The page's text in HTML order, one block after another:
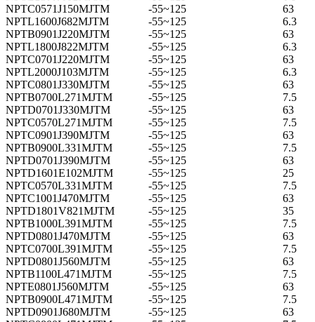
NPTC0571J150MJTM
-55~125
63
NPTL1600J682MJTM
-55~125
6.3
NPTB0901J220MJTM
-55~125
63
NPTL1800J822MJTM
-55~125
6.3
NPTC0701J220MJTM
-55~125
63
NPTL2000J103MJTM
-55~125
6.3
NPTC0801J330MJTM
-55~125
63
NPTB0700L271MJTM
-55~125
7.5
NPTD0701J330MJTM
-55~125
63
NPTC0570L271MJTM
-55~125
7.5
NPTC0901J390MJTM
-55~125
63
NPTB0900L331MJTM
-55~125
7.5
NPTD0701J390MJTM
-55~125
63
NPTD1601E102MJTM
-55~125
25
NPTC0570L331MJTM
-55~125
7.5
NPTC1001J470MJTM
-55~125
63
NPTD1801V821MJTM
-55~125
35
NPTB1000L391MJTM
-55~125
7.5
NPTD0801J470MJTM
-55~125
63
NPTC0700L391MJTM
-55~125
7.5
NPTD0801J560MJTM
-55~125
63
NPTB1100L471MJTM
-55~125
7.5
NPTE0801J560MJTM
-55~125
63
NPTB0900L471MJTM
-55~125
7.5
NPTD0901J680MJTM
-55~125
63